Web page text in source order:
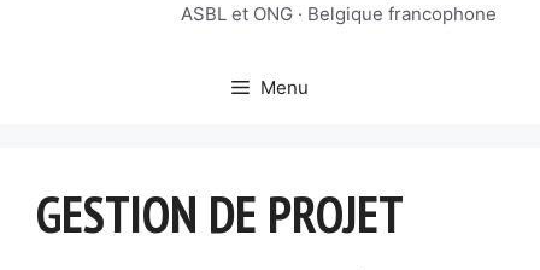
ASBL et ONG · Belgique francophone
Menu
GESTION DE PROJET